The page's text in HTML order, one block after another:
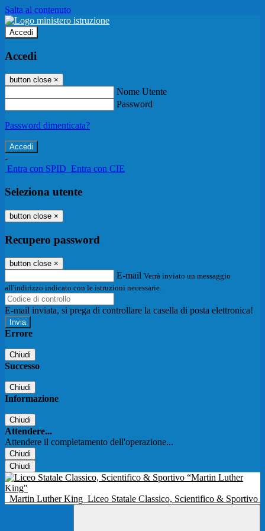
Salta al contenuto
Accedi
Accedi
button close ×
Nome Utente
Password
Password dimenticata?
-
Entra con SPID Entra con CIE
Seleziona utente
button close ×
Recupero password
button close ×
E-mail Verrà inviato un messaggio
all'indirizzo indicato con le istruzioni necessarie.
E-mail inviata, si prega di controllare la casella di posta elettronica!
Errore
Chiudi
Successo
Chiudi
Informazione
Chiudi
Attendere...
Attendere il completamento dell'operazione...
Chiudi
Chiudi
Martin Luther King Liceo Statale Classico, Scientifico & Sportivo